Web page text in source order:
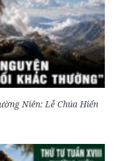
Niên: Lễ Chúa Hiển